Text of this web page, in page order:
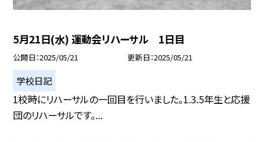
5月21日(水) 運動会リハーサル 1日目
公開日 2025/05/21 更新日 2025/05/21
学校日記
1校時にリハーサルの一回目を行いました。1.3.5年生と応援
団のリハーサルです。...